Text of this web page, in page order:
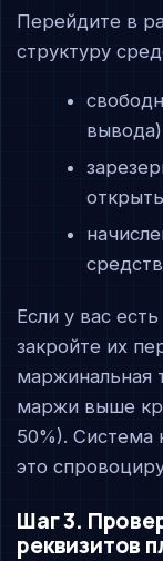
Перейдите в
структуру
вывода)
Если у вас
закройте их
маржинальная
маржи выше
50%). Система
это
Шаг 3.
реквизитов